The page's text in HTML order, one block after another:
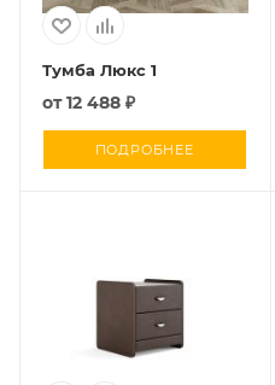
Тумба Люкс 1
от12 488 ₽
ПОДРОБНЕЕ